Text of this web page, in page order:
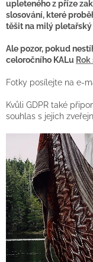
upleteného z příze
slosování, které
těšit na milý pletařský
Ale pozor, pokud
celoročního KALu
Fotky posílejte na e-
Kvůli GDPR také
souhlas s jejich